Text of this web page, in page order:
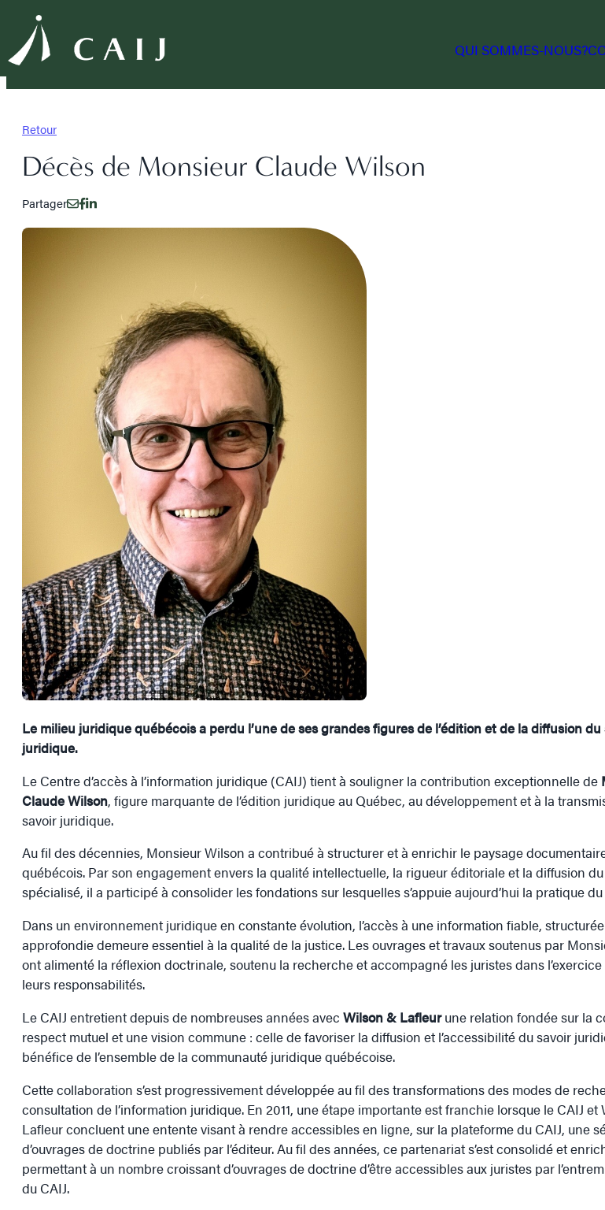
QUI SOMMES-NOUS?
Retour
Décès de Monsieur Claude Wilson
Partager
Le milieu juridique québécois a perdu l’une de ses grandes figures de l’édition et de la diffusion du
juridique.
Le Centre d’accès à l’information juridique (CAIJ) tient à souligner la contribution exceptionnelle de
Claude Wilson, figure marquante de l’édition juridique au Québec, au développement et à la
savoir juridique.
Au fil des décennies, Monsieur Wilson a contribué à structurer et à enrichir le paysage
québécois. Par son engagement envers la qualité intellectuelle, la rigueur éditoriale et la diffusion
spécialisé, il a participé à consolider les fondations sur lesquelles s’appuie aujourd’hui la pratique
Dans un environnement juridique en constante évolution, l’accès à une information fiable,
approfondie demeure essentiel à la qualité de la justice. Les ouvrages et travaux soutenus par
ont alimenté la réflexion doctrinale, soutenu la recherche et accompagné les juristes dans
leurs responsabilités.
Le CAIJ entretient depuis de nombreuses années avec Wilson & Lafleurune relation fondée sur la
respect mutuel et une vision commune : celle de favoriser la diffusion et l’accessibilité du savoir
bénéfice de l’ensemble de la communauté juridique québécoise.
Cette collaboration s’est progressivement développée au fil des transformations des modes de
consultation de l’information juridique. En 2011, une étape importante est franchie lorsque le CAIJ et
Lafleur concluent une entente visant à rendre accessibles en ligne, sur la plateforme du CAIJ, une
d’ouvrages de doctrine publiés par l’éditeur. Au fil des années, ce partenariat s’est consolidé et
permettant à un nombre croissant d’ouvrages de doctrine d’être accessibles aux juristes par
du CAIJ.